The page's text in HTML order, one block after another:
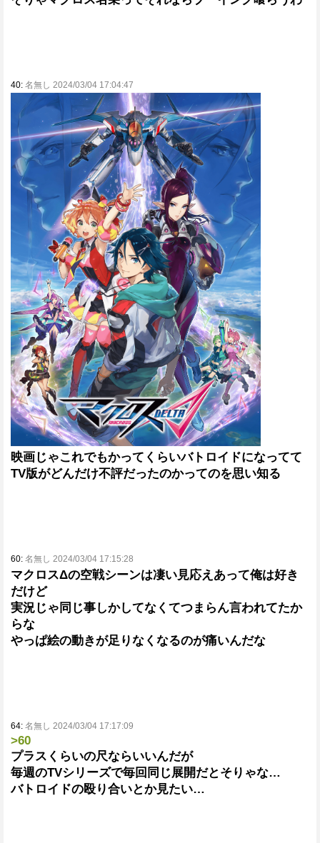
40: 名無し 2024/03/04 17:04:47
映画じゃこれでもかってくらいバトロイドになってて
TV版がどんだけ不評だったのかってのを思い知る
60: 名無し 2024/03/04 17:15:28
マクロスΔの空戦シーンは凄い見応えあって俺は好き
だけど
実況じゃ同じ事しかしてなくてつまらん言われてたか
らな
やっぱ絵の動きが足りなくなるのが痛いんだな
64: 名無し 2024/03/04 17:17:09
>60
プラスくらいの尺ならいいんだが
毎週のTVシリーズで毎回同じ展開だとそりゃな…
バトロイドの殴り合いとか見たい…